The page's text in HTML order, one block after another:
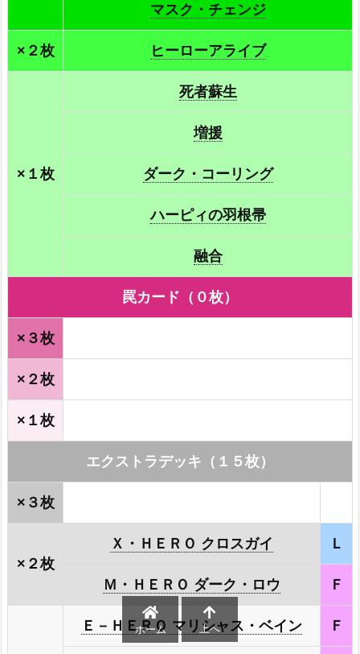
マスク・チェンジ
×２枚 ヒーローアライブ
×１枚
死者蘇生
増援
ダーク・コーリング
ハーピィの羽根帚
融合
罠カード（０枚）
×３枚
×２枚
×１枚
エクストラデッキ（１５枚）
×３枚
×２枚
Ｘ・ＨＥＲＯ クロスガイ Ｌ
Ｍ・ＨＥＲＯ ダーク・ロウ Ｆ
Ｅ－ＨＥＲＯ マリシャス・ベイン Ｆ
ホーム 上へ